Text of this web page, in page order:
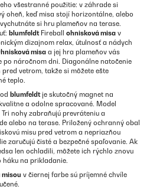
všestranné použitie: v záhrade si
oheň, keď misa stojí horizontálne, alebo
si hru plameňov na terase.
blumfeldtFireball ohnisková misa v
dizajnom relax, útulnosť a nádych
misa a jej hra plameňov vás
po náročnom dni. Diagonálne natočenie
vetrom, takže si môžete ešte
teplo.
blumfeldtje skutočný magnet na
a odolne spracované. Model
nohy zabraňujú prevráteniu a
alebo na terase. Priložený ochranný obal
misu pred vetrom a nepriazňou
zaručujú čisté a bezpečné spaľovanie. Ak
len ochladili, môžete ich rýchlo znovu
na prikladanie.
misou v čiernej farbe sú príjemné chvíle